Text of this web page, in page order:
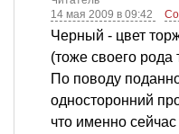
14 мая 2009 в 09:42
Черный - цвет
(тоже своего рода
По поводу
односторонний
что именно сейчас